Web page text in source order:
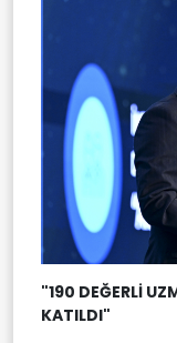
"190 DEĞERLİ
KATILDI"